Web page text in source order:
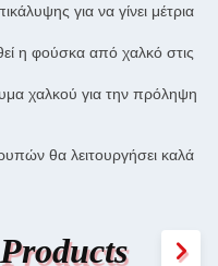
για να γίνει μέτρια
η φούσκα από χαλκό στις
χαλκού για την πρόληψη
θα λειτουργήσει καλά